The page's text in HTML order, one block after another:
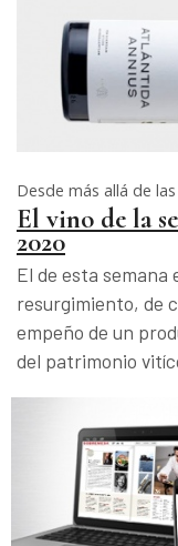
Desde más allá de
El vino de la
2020
El de esta semana
resurgimiento, de
empeño de un
del patrimonio